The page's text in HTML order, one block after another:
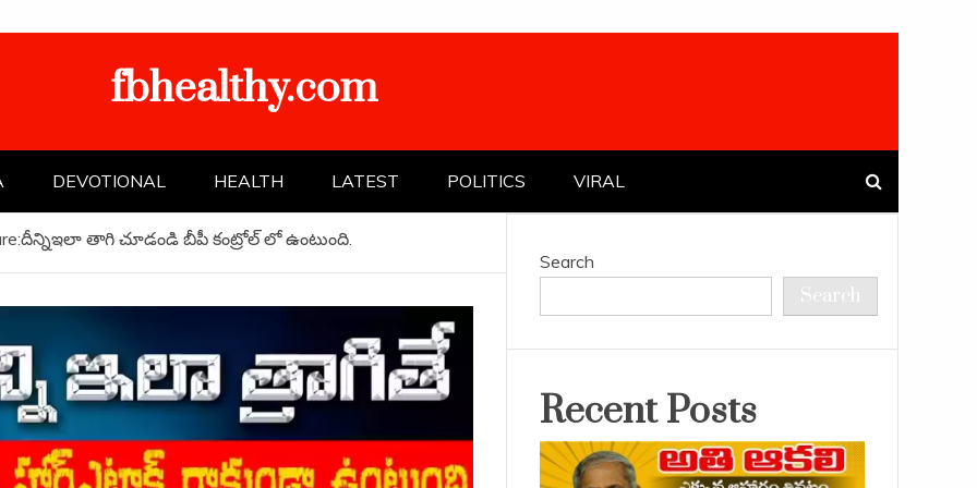
fbhealthy.com
DEVOTIONAL HEALTH LATEST POLITICS VIRAL
తాగి చూడండి బీపీ కంట్రోల్ లో ఉంటుంది.
Search
Search
Recent Posts